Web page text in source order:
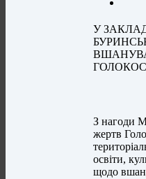
У
З нагоди
жертв
освіти,
щодо